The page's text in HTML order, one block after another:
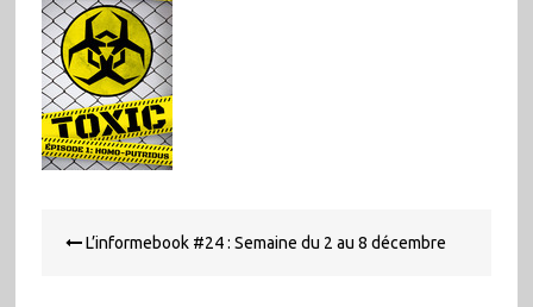
de L’informebook #24 : Semaine du 2 au 8 décembre